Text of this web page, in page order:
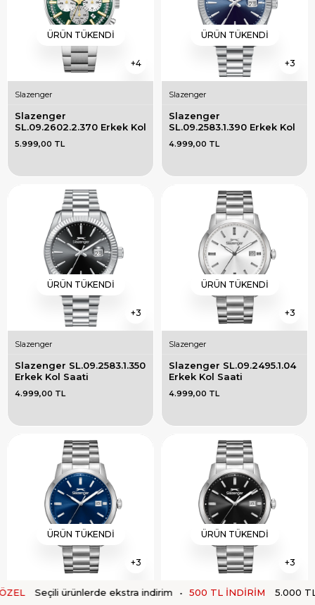
4
ÜRÜN TÜKENDI
Slazenger
Slazenger
SL.09.2602.2.370 Erkek Kol
5.999,00 TL
3
ÜRÜN TÜKENDI
Slazenger
Slazenger
SL.09.2583.1.390 Erkek Kol
4.999,00 TL
3
ÜRÜN TÜKENDI
Slazenger
Slazenger SL.09.2583.1.350
Erkek Kol Saati
4.999,00 TL
3
ÜRÜN TÜKENDI
Slazenger
Slazenger SL.09.2495.1.04
Erkek Kol Saati
4.999,00 TL
3
ÜRÜN TÜKENDI
Slazenger
3
ÜRÜN TÜKENDI
Slazenger
ürünlerde ekstra indirim • 500 TL İNDİRİM 5.000 TL üzeri